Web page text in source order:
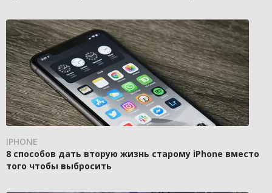
IPHONE
8 способов дать вторую жизнь старому iPhone вместо
того чтобы выбросить